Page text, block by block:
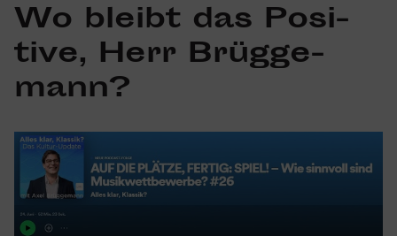
Wo bleibt das Posi­
tive, Herr Brüg­ge­
mann?